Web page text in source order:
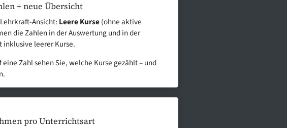
+ neue Übersicht
Ansicht: Leere Kurse(ohne aktive
die Zahlen in der Auswertung und in der
leerer Kurse.
Zahl sehen Sie, welche Kurse gezählt – und
pro Unterrichtsart